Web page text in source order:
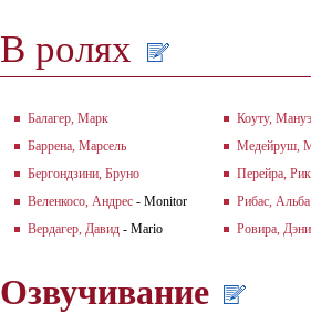
В ролях
Балагер, Марк
Баррена, Марсель
Бергондзини, Бруно
Веленкосо, Андрес - Monitor
Вердагер, Давид - Mario
Коуту,
Медейруш,
Перейра,
Рибас, Альба
Ровира, Дэни
Озвучивание